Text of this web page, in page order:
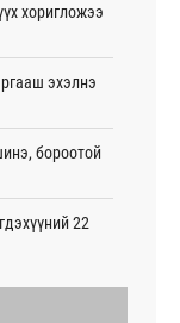
хоригложээ
эхэлнэ
бороотой
22